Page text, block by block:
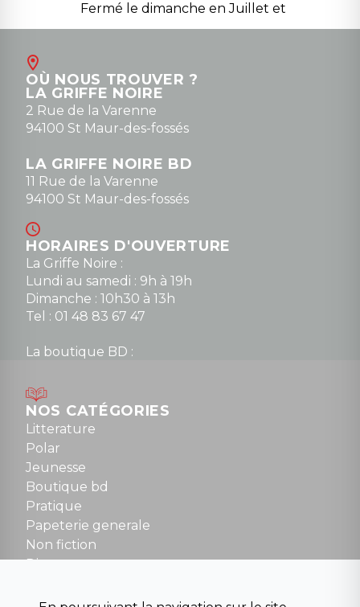
Fermé le dimanche en Juillet et
Août
contact@la-griffe-noire.com
0148836747
OÙ NOUS TROUVER ?
LA GRIFFE NOIRE
2 Rue de la Varenne
94100 St Maur-des-fossés
LA GRIFFE NOIRE BD
11 Rue de la Varenne
94100 St Maur-des-fossés
HORAIRES D'OUVERTURE
La Griffe Noire :
Lundi au samedi : 9h à 19h
Dimanche : 10h30 à 13h
Tel : 01 48 83 67 47
La boutique BD :
Mardi au samedi : 10h à 13h / 14h à 19h
Dimanche : 10h30 à 12h30
Tel : 01 48 89 13 88
NOUS CONTACTER
contact@la-griffe-noire.com
NOS CATÉGORIES
Litterature
Polar
Jeunesse
Boutique bd
Pratique
Papeterie generale
Non fiction
Divers
Beaux livres et art